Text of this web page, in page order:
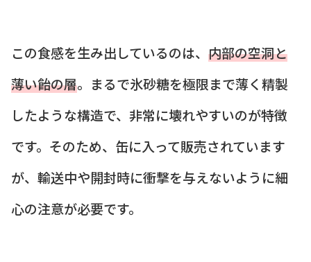
この食感を生み出しているのは、 内部の空洞と
薄い飴の層。まるで氷砂糖を極限まで薄く精製
したような構造で、非常に壊れやすいのが特徴
です。そのため、缶に入って販売されています
が、輸送中や開封時に衝撃を与えないように細
心の注意が必要です。